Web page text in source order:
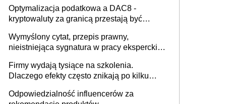
Optymalizacja podatkowa a DAC8 -
kryptowaluty za granicą przestają być
Wymyślony cytat, przepis prawny,
nieistniejąca sygnatura w pracy eksperckiej -
firmie
Firmy wydają tysiące na szkolenia.
Dlaczego efekty często znikają po kilku
Odpowiedzialność influencerów za